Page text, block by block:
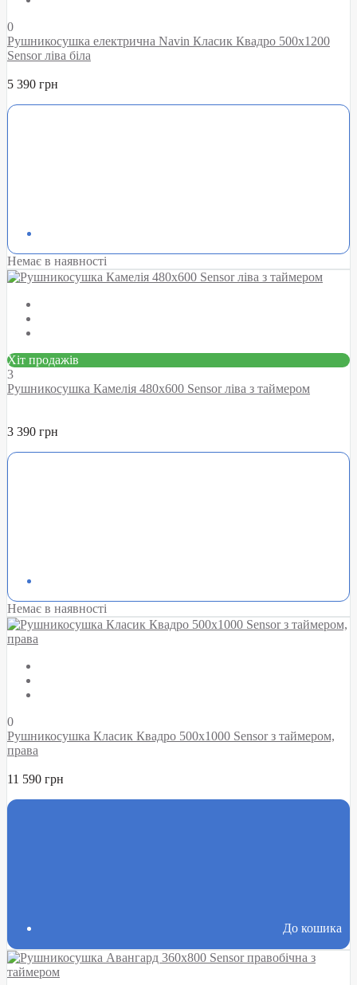
0
Рушникосушка електрична Navin Класик Квадро 500х1200
Sensor ліва біла
5 390 грн
Немає в наявності
Хіт продажів
3
Рушникосушка Камелія 480х600 Sensor ліва з таймером
3 390 грн
Немає в наявності
0
Рушникосушка Класик Квадро 500х1000 Sensor з таймером,
права
11 590 грн
До кошика